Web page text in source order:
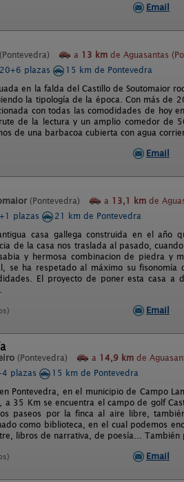
Email
(Pontevedra) a 13 km de Aguasantas
plazas
15 km de Pontevedra
en la falda del Castillo de Soutomaior
la tipología de la época. Con más de
con todas las comodidades de hoy
de la lectura y un amplio comedor de
de una barbacoa cubierta con agua
Email
(Pontevedra) a 13,1 km de
plazas
21 km de Pontevedra
casa gallega construida en el año
de la casa nos traslada al pasado,
y hermosa combinacion de piedra y
se ha respetado al máximo su
El proyecto de poner esta casa a
Email
(Pontevedra) a 14,9 km de
plazas
15 km de Pontevedra
Pontevedra, en el municipio de Campo
a 35 Km se encuentra el campo de golf
paseos por la finca al aire libre,
como biblioteca, en el cual podemos
libros de narrativa, de poesía... También
Email